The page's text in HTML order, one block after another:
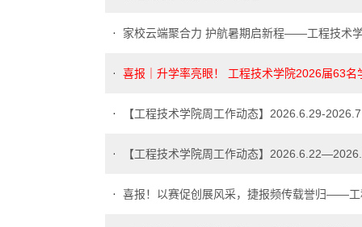
家校云端聚合力 护航暑期启新程——工程技术
喜报｜升学率亮眼！ 工程技术学院2026届63名
【工程技术学院周工作动态】2026.6.29-
【工程技术学院周工作动态】
喜报！以赛促创展风采，捷报频传载誉归——